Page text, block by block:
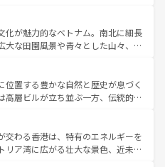
ーツなど、バラエティ豊かな料理
なお、新着の台湾情報は コンテンツ一覧を参
四季折々の自然美を楽しむことが
チや焼肉、絶品のストリートフード
料理が待っている。夜には、韓国な
、韓国の多彩な魅力を心ゆくまで味
わってみてほしい。 なお、新着の韓国情報はコンテンツ一
化が魅力的なベトナム。南北に細長
大な田園風景や青々とした山々、世
が息づく。ハノイの古い町並みやホ
統治時代の建物も、独特の雰囲気を
、バラエティの豊かさとおいしさで
ー、ベトナムコーヒーなどは、ぜ
どの地域を訪れてもあたたかい人々
るので、きっと忘れられない旅にな
位置する豊かな自然と歴史が息づく
高層ビルが立ち並ぶ一方、伝統的な
北部ではチェンマイなどの山岳地
南部ではプーケットやクラビの美し
分を楽しむことができる。タイ料理
交わる香港は、特有のエネルギーを
リア湾に広がる壮大な景色、近未来